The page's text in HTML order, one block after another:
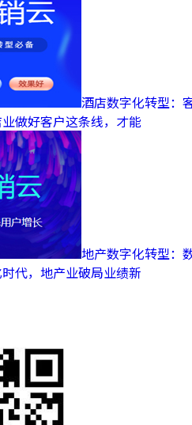
酒店数字化转型：
做好客户这条线，才能
地产数字化转型：
代，地产业破局业绩新